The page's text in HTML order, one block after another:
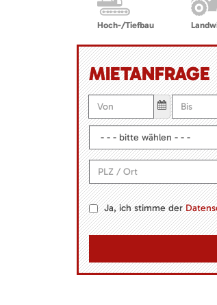
Hoch-/Tiefbau
MIETANFRAGE
Ja, ich stimme der